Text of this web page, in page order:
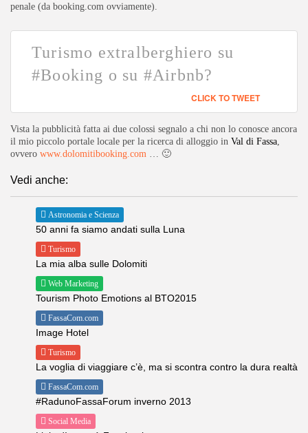
penale (da booking.com ovviamente).
Turismo extralberghiero su
#Booking o su #Airbnb?
CLICK TO TWEET
Vista la pubblicità fatta ai due colossi segnalo a chi non lo conosce ancora
il mio piccolo portale locale per la ricerca di alloggio in Val di Fassa
ovvero www.dolomitibooking.com … 🙂
Vedi anche:
Astronomia e Scienza
50 anni fa siamo andati sulla Luna
Turismo
La mia alba sulle Dolomiti
Web Marketing
Tourism Photo Emotions al BTO2015
FassaCom.com
Image Hotel
Turismo
La voglia di viaggiare c’è, ma si scontra contro la dura realtà
FassaCom.com
#RadunoFassaForum inverno 2013
Social Media